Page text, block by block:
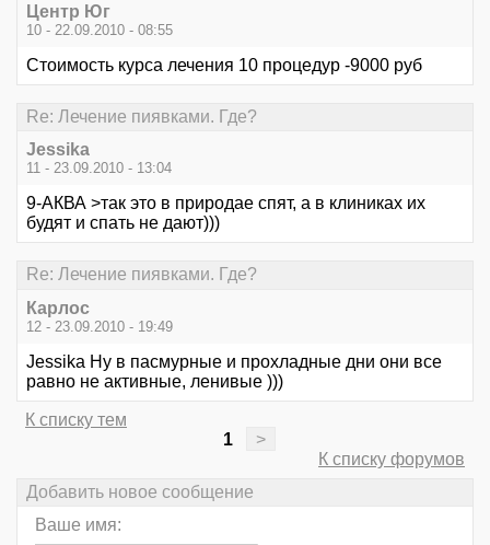
Центр Юг
10 - 22.09.2010 - 08:55
Стоимость курса лечения 10 процедур -9000 руб
Re: Лечение пиявками. Где?
Jessika
11 - 23.09.2010 - 13:04
9-АКВА >так это в природае спят, а в клиниках их
будят и спать не дают)))
Re: Лечение пиявками. Где?
Карлос
12 - 23.09.2010 - 19:49
Jessika Ну в пасмурные и прохладные дни они все
равно не активные, ленивые )))
К списку тем
1
>
К списку форумов
Добавить новое сообщение
Ваше имя: